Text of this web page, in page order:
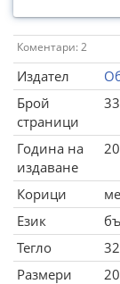
Коментари: 2
Издател
Брой
страници
Година на
издаване
Корици
Език
Тегло
Размери